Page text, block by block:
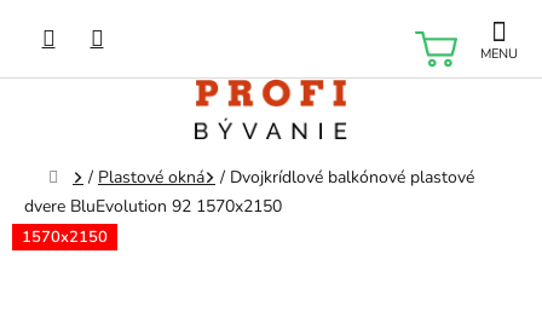
obsah
Domov
/ Plastové okná / Dvojkrídlové balkónové plastové
dvere BluEvolution 92 1570x2150
1570x2150